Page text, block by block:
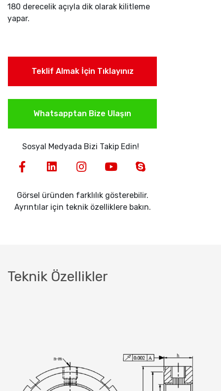
180 derecelik açıyla dik olarak kilitleme
yapar.
Teklif Almak İçin Tıklayınız
Whatsapptan Bize Ulaşın
Sosyal Medyada Bizi Takip Edin!
Görsel üründen farklılık gösterebilir.
Ayrıntılar için teknik özelliklere bakın.
Teknik Özellikler